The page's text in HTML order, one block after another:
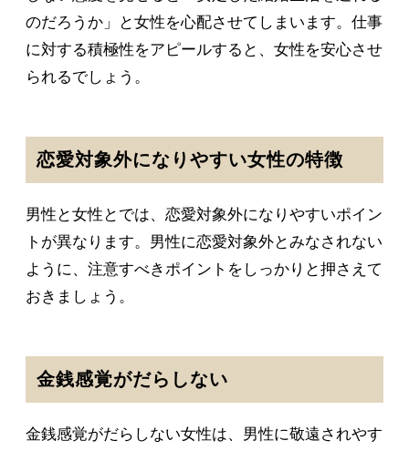
のだろうか」と女性を心配させてしまいます。仕事
に対する積極性をアピールすると、女性を安心させ
られるでしょう。
恋愛対象外になりやすい女性の特徴
男性と女性とでは、恋愛対象外になりやすいポイン
トが異なります。男性に恋愛対象外とみなされない
ように、注意すべきポイントをしっかりと押さえて
おきましょう。
金銭感覚がだらしない
金銭感覚がだらしない女性は、男性に敬遠されやす